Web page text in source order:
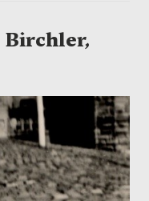
Birchler,